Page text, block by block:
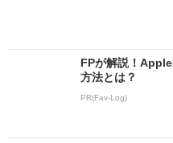
FPが解説！
方法とは？
PR(Fav-Log)